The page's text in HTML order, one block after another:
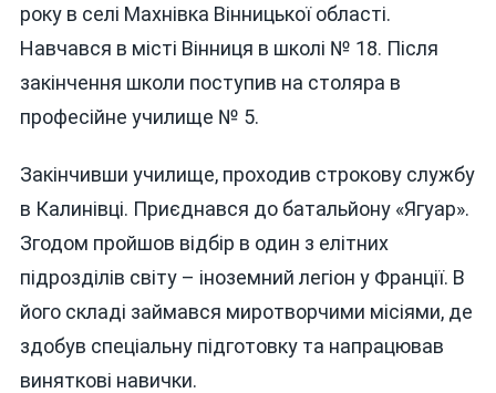
року в селі Махнівка Вінницької області.
Навчався в місті Вінниця в школі № 18. Після
закінчення школи поступив на столяра в
професійне училище № 5.
Закінчивши училище, проходив строкову службу
в Калинівці. Приєднався до батальйону «Ягуар».
Згодом пройшов відбір в один з елітних
підрозділів світу – іноземний легіон у Франції. В
його складі займався миротворчими місіями, де
здобув спеціальну підготовку та напрацював
виняткові навички.